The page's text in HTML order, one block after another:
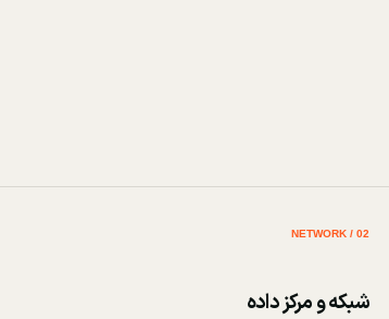
02 / NETWORK
شبکه و مرکز داده